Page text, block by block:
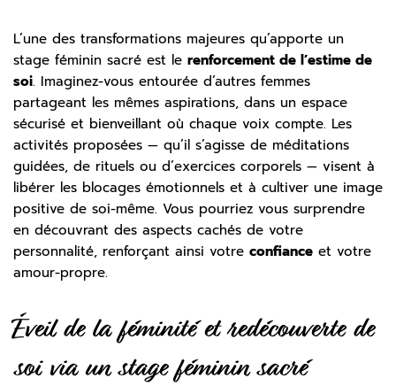
L’une des transformations majeures qu’apporte un
stage féminin sacré est le renforcement de l’estime de
soi. Imaginez-vous entourée d’autres femmes
partageant les mêmes aspirations, dans un espace
sécurisé et bienveillant où chaque voix compte. Les
activités proposées — qu’il s’agisse de méditations
guidées, de rituels ou d’exercices corporels — visent à
libérer les blocages émotionnels et à cultiver une image
positive de soi-même. Vous pourriez vous surprendre
en découvrant des aspects cachés de votre
personnalité, renforçant ainsi votre confiance et votre
amour-propre.
Éveil de la féminité et redécouverte de
soi via un stage féminin sacré